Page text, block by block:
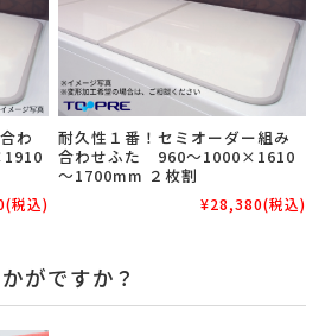
わ
(税込)
耐久性１番！セミオーダー組み
合わせふた 960～1000×1610
～1700mm ２枚割
¥28,380(税込)
がですか？